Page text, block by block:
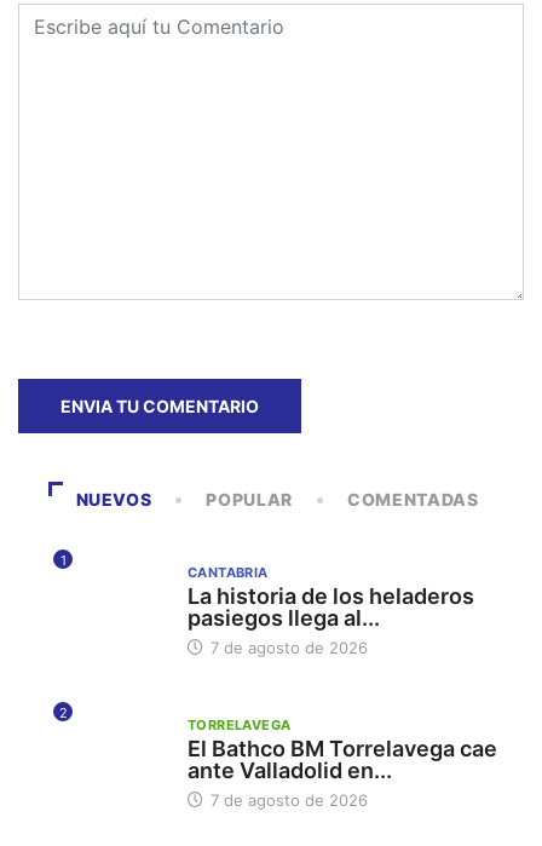
NUEVOS POPULAR COMENTADAS
1
CANTABRIA
La historia de los heladeros
pasiegos llega al...
7 de agosto de 2026
2
TORRELAVEGA
El Bathco BM Torrelavega cae
ante Valladolid en...
7 de agosto de 2026